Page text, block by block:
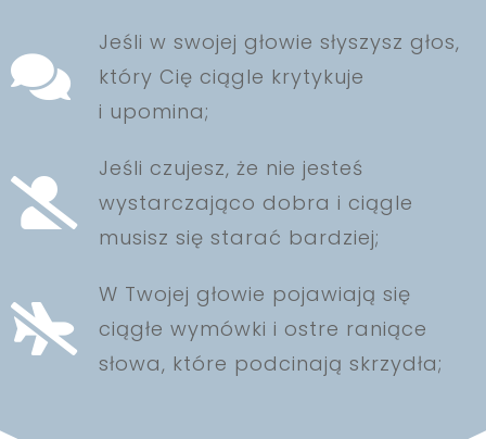
Jeśli w swojej głowie słyszysz głos,
który Cię ciągle krytykuje
i upomina;
Jeśli czujesz, że nie jesteś
wystarczająco dobra i ciągle
musisz się starać bardziej;
W Twojej głowie pojawiają się
ciągłe wymówki i ostre raniące
słowa, które podcinają skrzydła;